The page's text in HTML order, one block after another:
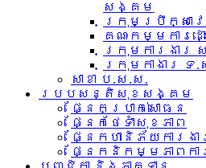
សង្គម
ក្រុមប្រឹក្សាវ
គណៈកម្មការដ
ក្រុមការងារ​
ក្រុមកាងារ ទ.
សាខា ប.ស.ស.
របបសន្តិសុខសង្គម
ផ្នែកប្រាក់សោធន
ផ្នែកថែទាំសុខភាព
ផ្នែកហានិភ័យការងា
ផ្នែកនិកម្មភាពកា